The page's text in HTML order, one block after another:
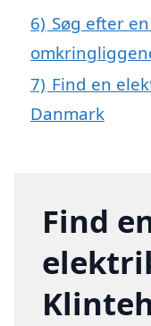
6) Søg efter
7) Find en
Danmark
Find